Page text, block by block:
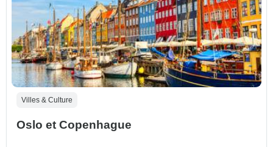
Villes & Culture
Oslo et Copenhague